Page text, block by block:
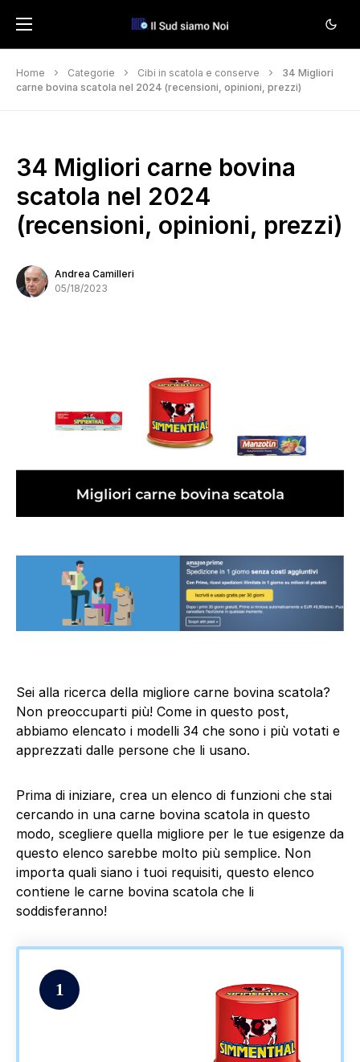
Home Categorie Cibi in scatola e conserve
34 Migliori
carne bovina scatola nel 2024 (recensioni, opinioni, prezzi)
34 Migliori carne bovina
scatola nel 2024
(recensioni, opinioni, prezzi)
Andrea Camilleri
05/18/2023
Sei alla ricerca della migliore carne bovina scatola?
Non preoccuparti più! Come in questo post,
abbiamo elencato i modelli 34 che sono i più votati e
apprezzati dalle persone che li usano.
Prima di iniziare, crea un elenco di funzioni che stai
cercando in una carne bovina scatola in questo
modo, scegliere quella migliore per le tue esigenze da
questo elenco sarebbe molto più semplice. Non
importa quali siano i tuoi requisiti, questo elenco
contiene le carne bovina scatola che li
soddisferanno!
1